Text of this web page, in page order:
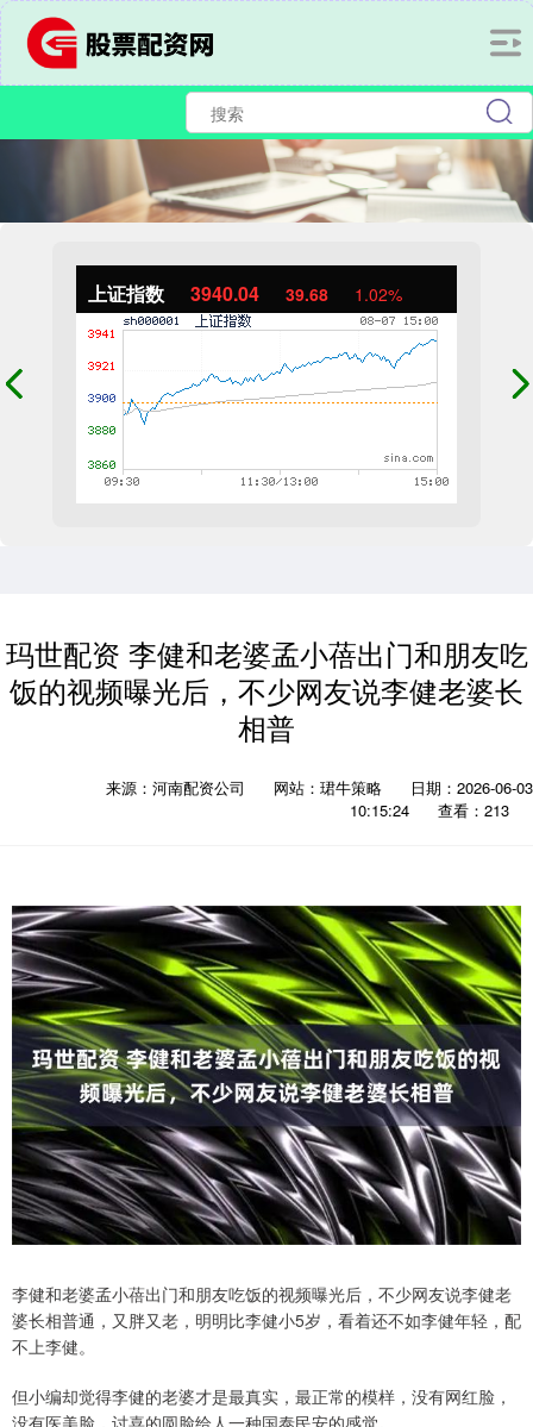
上证指数 3940.04 39.68 1.02%
玛世配资 李健和老婆孟小蓓出门和朋友吃
饭的视频曝光后，不少网友说李健老婆长
相普
来源：河南配资公司 网站：珺牛策略
日期：2026-06-03
10:15:24
查看：213
李健和老婆孟小蓓出门和朋友吃饭的视频曝光后，不少网友说李健老
婆长相普通，又胖又老，明明比李健小5岁，看着还不如李健年轻，配
不上李健。
但小编却觉得李健的老婆才是最真实，最正常的模样，没有网红脸，